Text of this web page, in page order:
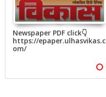
Newspaper PDF click👇
https://epaper.ulhasvikas.c
om/